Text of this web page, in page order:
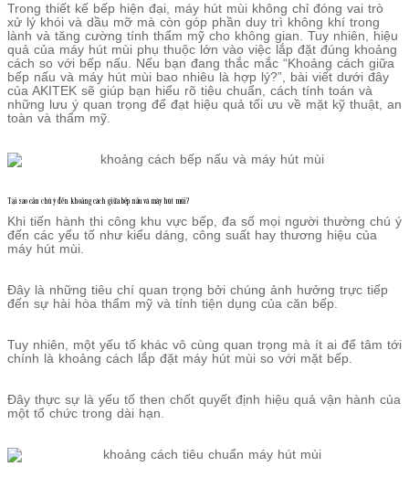
Trong thiết kế bếp hiện đại, máy hút mùi không chỉ đóng vai trò
xử lý khói và dầu mỡ mà còn góp phần duy trì không khí trong
lành và tăng cường tính thẩm mỹ cho không gian. Tuy nhiên, hiệu
quả của máy hút mùi phụ thuộc lớn vào việc lắp đặt đúng khoảng
cách so với bếp nấu. Nếu bạn đang thắc mắc “Khoảng cách giữa
bếp nấu và máy hút mùi bao nhiêu là hợp lý?”, bài viết dưới đây
của AKITEK sẽ giúp bạn hiểu rõ tiêu chuẩn, cách tính toán và
những lưu ý quan trọng để đạt hiệu quả tối ưu về mặt kỹ thuật, an
toàn và thẩm mỹ.
Tại sao cần chú ý đến khoảng cách giữa bếp nấu và máy hút mùi?
Khi tiến hành thi công khu vực bếp, đa số mọi người thường chú ý
đến các yếu tố như kiểu dáng, công suất hay thương hiệu của
máy hút mùi.
Đây là những tiêu chí quan trọng bởi chúng ảnh hưởng trực tiếp
đến sự hài hòa thẩm mỹ và tính tiện dụng của căn bếp.
Tuy nhiên, một yếu tố khác vô cùng quan trọng mà ít ai để tâm tới
chính là khoảng cách lắp đặt máy hút mùi so với mặt bếp.
Đây thực sự là yếu tố then chốt quyết định hiệu quả vận hành của
một tổ chức trong dài hạn.